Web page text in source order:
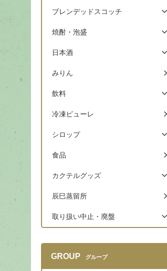
ブレンデッドスコッチ
焼酎・泡盛
日本酒
みりん
飲料
冷凍ピューレ
シロップ
食品
カクテルグッズ
辰巳蒸留所
取り扱い中止・廃盤
GROUP グループ